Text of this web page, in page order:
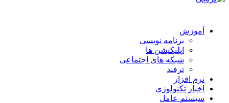
آموزش
برنامه نویسی
اپلیکیشن ها
شبکه های اجتماعی
ترفند
نرم افزار
اخبار تکنولوژی
سیستم عامل